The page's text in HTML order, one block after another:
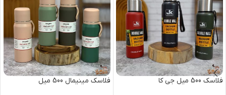
فلاسک 500 میل جی کا فلاسک مینیمال 500 میل